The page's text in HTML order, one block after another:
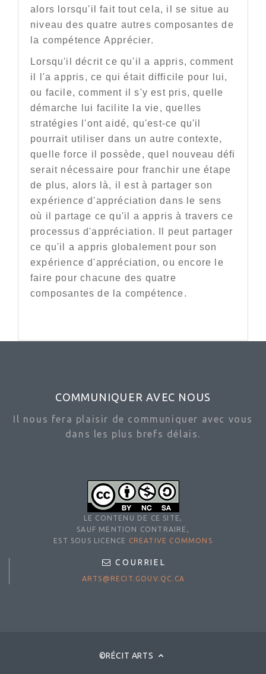
alors lorsqu'il fait tout cela, il se situe au
niveau des quatre autres composantes de
la compétence Apprécier.
Lorsqu'il décrit ce qu'il a appris, comment
il l'a appris, ce qui était difficile pour lui,
ou facile, comment il s'y est pris, quelle
démarche lui facilite la vie, quelles
stratégies l'ont aidé, qu'est-ce qu'il
pourrait utiliser dans un autre contexte,
quelle force il possède, quel nouveau défi
serait nécessaire pour franchir une étape
de plus, alors là, il est à partager son
expérience d'appréciation dans le sens
où il partage ce qu'il a appris à travers ce
processus d'appréciation. Il peut partager
ce qu'il a appris globalement pour son
expérience d'appréciation, ou encore le
faire pour chacune des quatre
composantes de la compétence.
COMMUNIQUER AVEC NOUS
Il nous fera plaisir de communiquer avec vous
dans les plus brefs délais.
LE CONTENU DE CE SITE,
SAUF MENTION CONTRAIRE,
EST SOUS LICENCE
CREATIVE COMMONS
COURRIEL
ARTS@RECIT.GOUV.QC.CA
©RÉCIT ARTS